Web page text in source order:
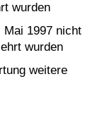
wurden
Mai 1997 nicht
wurden
weitere